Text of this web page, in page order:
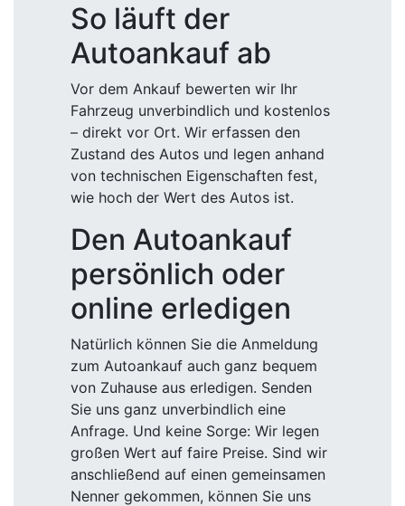
So läuft der
Autoankauf ab
Vor dem Ankauf bewerten wir Ihr
Fahrzeug unverbindlich und kostenlos
– direkt vor Ort. Wir erfassen den
Zustand des Autos und legen anhand
von technischen Eigenschaften fest,
wie hoch der Wert des Autos ist.
Den Autoankauf
persönlich oder
online erledigen
Natürlich können Sie die Anmeldung
zum Autoankauf auch ganz bequem
von Zuhause aus erledigen. Senden
Sie uns ganz unverbindlich eine
Anfrage. Und keine Sorge: Wir legen
großen Wert auf faire Preise. Sind wir
anschließend auf einen gemeinsamen
Nenner gekommen, können Sie uns